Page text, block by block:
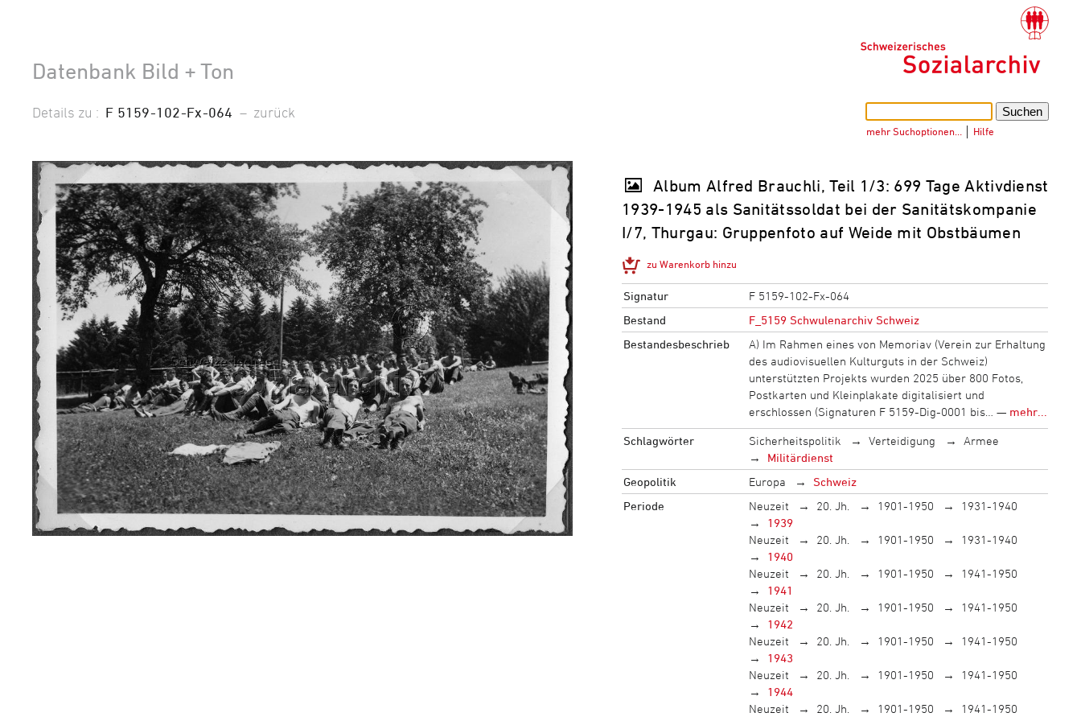
Datenbank Bild + Ton
mehr Suchoptionen… Hilfe
Details zu : F 5159-102-Fx-064 – zurück
Album Alfred Brauchli, Teil 1/3: 699 Tage Aktivdienst
1939-1945 als Sanitätssoldat bei der Sanitätskompanie
I/​7, Thurgau: Gruppenfoto auf Weide mit Obstbäumen
zu Warenkorb hinzu
Signatur
F 5159-102-Fx-064
Bestand
F_5159 Schwulenarchiv Schweiz
Bestandesbeschrieb
A) Im Rahmen eines von Memoriav (Verein zur Erhaltung
des audiovisuellen Kulturguts in der Schweiz)
unterstützten Projekts wurden 2025 über 800 Fotos,
Postkarten und Kleinplakate digitalisiert und
erschlossen (Signaturen F 5159-Dig-0001 bis… — mehr...
Schlagwörter Sicherheitspolitik Verteidigung
Armee
Militärdienst
Geopolitik
Europa
Schweiz
Periode
Neuzeit 20. Jh. 1901-1950
1931-1940
1939
Neuzeit
20. Jh. 1901-1950
1931-1940
1940
Neuzeit
20. Jh. 1901-1950
1941-1950
1941
Neuzeit
20. Jh. 1901-1950
1941-1950
1942
Neuzeit
20. Jh. 1901-1950
1941-1950
1943
Neuzeit
20. Jh. 1901-1950
1941-1950
1944
Neuzeit
20. Jh. 1901-1950
1941-1950